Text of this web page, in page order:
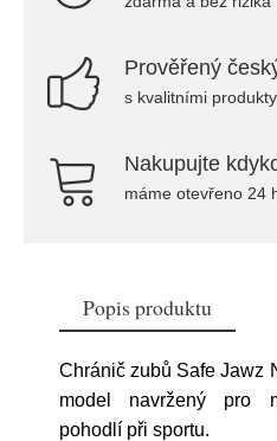
Prověřený
s kvalitními produkty
Nakupujte
máme otevřeno 24
Popis produktu
Chránič zubů Safe Jawz
model navržený pro
pohodlí při sportu.